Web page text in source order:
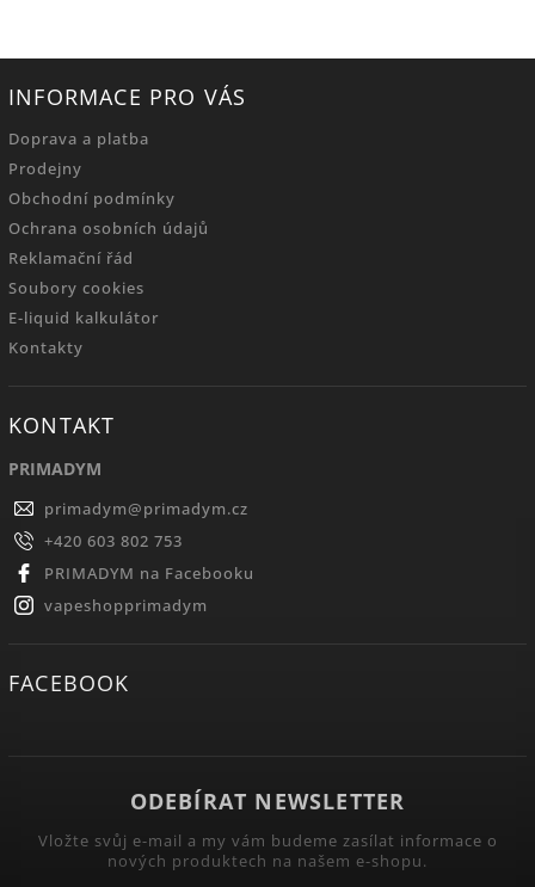
INFORMACE PRO VÁS
Doprava a platba
Prodejny
Obchodní podmínky
Ochrana osobních údajů
Reklamační řád
Soubory cookies
E-liquid kalkulátor
Kontakty
KONTAKT
PRIMADYM
primadym@primadym.cz
+420 603 802 753
PRIMADYM na Facebooku
vapeshopprimadym
FACEBOOK
ODEBÍRAT NEWSLETTER
Vložte svůj e-mail a my vám budeme zasílat informace o
nových produktech na našem e-shopu.